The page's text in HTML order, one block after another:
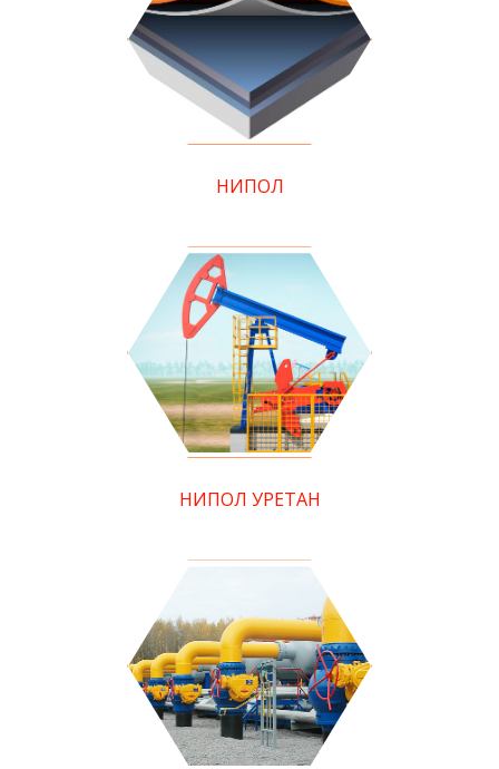
НИПОЛ
НИПОЛ УРЕТАН